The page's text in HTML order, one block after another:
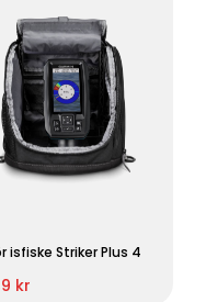
isfiske Striker Plus 4
kr